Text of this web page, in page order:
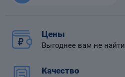
Цены
Выгоднее вам не найти
Качество